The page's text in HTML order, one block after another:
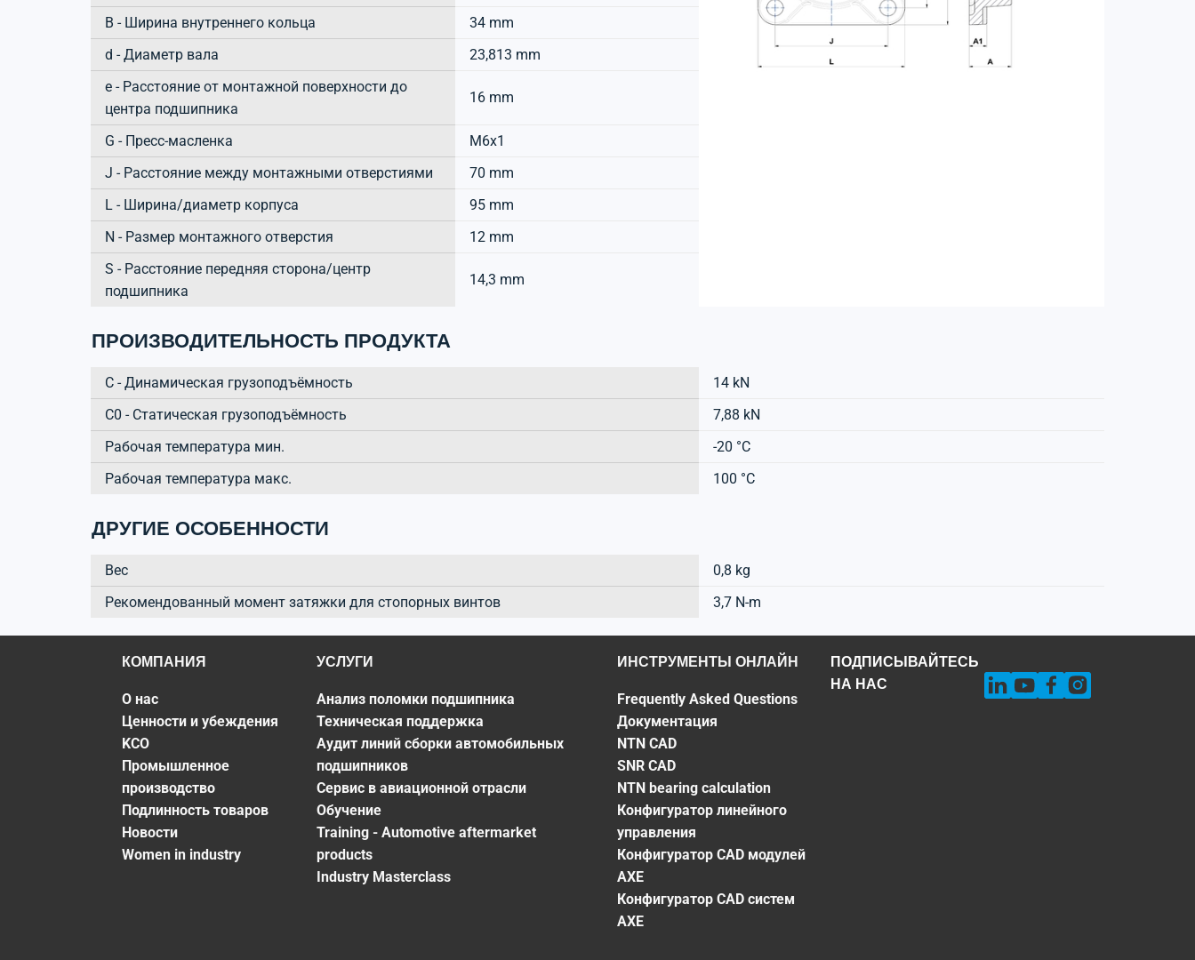
B - Ширина внутреннего кольца
34 mm
d - Диаметр вала
23,813 mm
e - Расстояние от монтажной поверхности до
центра подшипника
16 mm
G - Пресс-масленка
M6x1
J - Расстояние между монтажными отверстиями
70 mm
L - Ширина/диаметр корпуса
95 mm
N - Размер монтажного отверстия
12 mm
S - Расстояние передняя сторона/центр
подшипника
14,3 mm
ПРОИЗВОДИТЕЛЬНОСТЬ ПРОДУКТА
C - Динамическая грузоподъёмность
14 kN
C0 - Статическая грузоподъёмность
7,88 kN
Рабочая температура мин.
-20 °C
Рабочая температура макс.
100 °C
ДРУГИЕ ОСОБЕННОСТИ
Вес
0,8 kg
Рекомендованный момент затяжки для стопорных винтов
3,7 N-m
КОМПАНИЯ
О нас
Ценности и убеждения
KCO
Промышленное
производство
Подлинность товаров
Новости
Women in industry
УСЛУГИ
Анализ поломки подшипника
Техническая поддержка
Аудит линий сборки автомобильных
подшипников
Сервис в авиационной отрасли
Обучение
Training - Automotive aftermarket
products
Industry Masterclass
ИНСТРУМЕНТЫ ОНЛАЙН
Frequently Asked Questions
Документация
NTN CAD
SNR CAD
NTN bearing calculation
Конфигуратор линейного
управления
Конфигуратор CAD модулей
AXE
Конфигуратор CAD систем
AXE
ПОДПИСЫВАЙТЕСЬ
НА НАС